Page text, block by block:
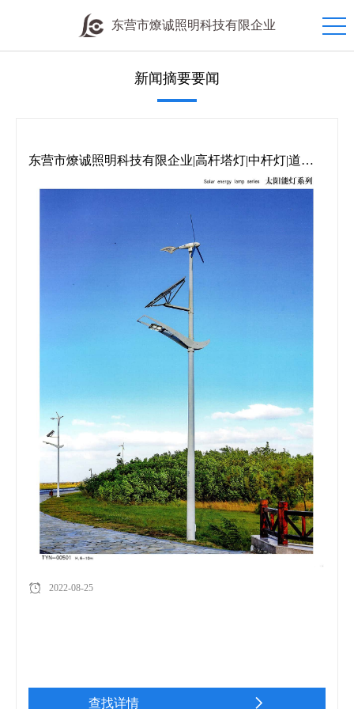
东营市燎诚照明科技有限企业
新闻摘要要闻
东营市燎诚照明科技有限企业|高杆塔灯|中杆灯|道路
灯|庭院灯|草坪灯|地埋灯|欧式灯|防潮灯|工矿灯|机床灯|
2022-08-25
查找详情